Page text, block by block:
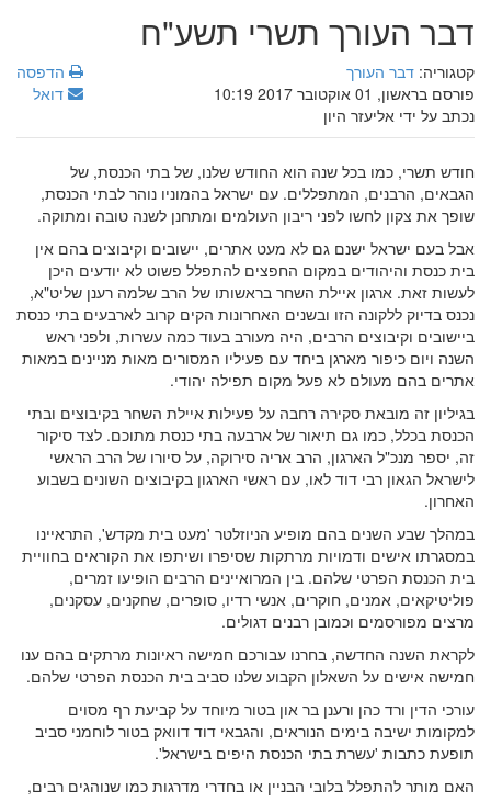
דבר העורך תשרי תשע"ח
הדפסה
דואל
קטגוריה: דבר העורך
פורסם בראשון, 01 אוקטובר 2017 10:19
נכתב על ידי אליעזר היון
חודש תשרי, כמו בכל שנה הוא החודש שלנו, של בתי הכנסת, של
הגבאים, הרבנים, המתפללים. עם ישראל בהמוניו נוהר לבתי הכנסת,
שופך את צקון לחשו לפני ריבון העולמים ומתחנן לשנה טובה ומתוקה.
אבל בעם ישראל ישנם גם לא מעט אתרים, יישובים וקיבוצים בהם אין
בית כנסת והיהודים במקום החפצים להתפלל פשוט לא יודעים היכן
לעשות זאת. ארגון איילת השחר בראשותו של הרב שלמה רענן שליט"א,
נכנס בדיוק ללקונה הזו ובשנים האחרונות הקים קרוב לארבעים בתי כנסת
ביישובים וקיבוצים הרבים, היה מעורב בעוד כמה עשרות, ולפני ראש
השנה ויום כיפור מארגן ביחד עם פעיליו המסורים מאות מניינים במאות
אתרים בהם מעולם לא פעל מקום תפילה יהודי.
בגיליון זה מובאת סקירה רחבה על פעילות איילת השחר בקיבוצים ובתי
הכנסת בכלל, כמו גם תיאור של ארבעה בתי כנסת מתוכם. לצד סיקור
זה, יספר מנכ"ל הארגון, הרב אריה סירוקה, על סיורו של הרב הראשי
לישראל הגאון רבי דוד לאו, עם ראשי הארגון בקיבוצים השונים בשבוע
האחרון.
במהלך שבע השנים בהם מופיע הניוזלטר 'מעט בית מקדש', התראיינו
במסגרתו אישים ודמויות מרתקות שסיפרו ושיתפו את הקוראים בחוויית
בית הכנסת הפרטי שלהם. בין המרואיינים הרבים הופיעו זמרים,
פוליטיקאים, אמנים, חוקרים, אנשי רדיו, סופרים, שחקנים, עסקנים,
מרצים מפורסמים וכמובן רבנים דגולים.
לקראת השנה החדשה, בחרנו עבורכם חמישה ראיונות מרתקים בהם ענו
חמישה אישים על השאלון הקבוע שלנו סביב בית הכנסת הפרטי שלהם.
עורכי הדין ורד כהן ורענן בר און בטור מיוחד על קביעת רף מסוים
למקומות ישיבה בימים הנוראים, והגבאי דוד דוואק בטור לוחמני סביב
תופעת כתבות 'עשרת בתי הכנסת היפים בישראל'.
האם מותר להתפלל בלובי הבניין או בחדרי מדרגות כמו שנוהגים רבים,